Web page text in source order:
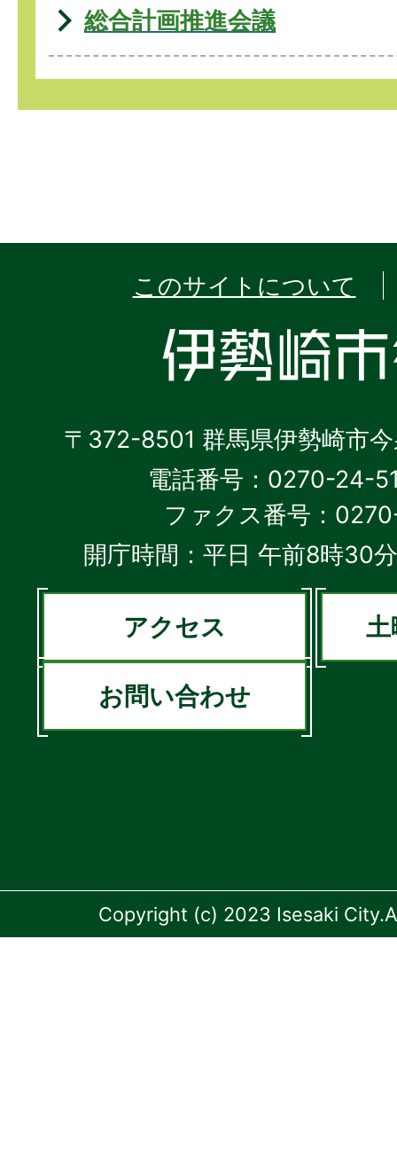
総合計画推進会議
このサイトについて
〒372-8501 群馬県伊勢崎市
電話番号：0270-24-
ファクス番号：
開庁時間：平日 午前8時30
アクセス 土
お問い合わせ
Copyright (c) 2023 Isesaki